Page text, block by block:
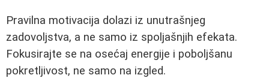
Pravilna motivacija dolazi iz unutrašnjeg
zadovoljstva, a ne samo iz spoljašnjih efekata.
Fokusirajte se na osećaj energije i poboljšanu
pokretljivost, ne samo na izgled.